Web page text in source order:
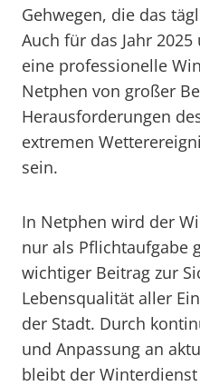
Gehwegen, die das
Auch für das Jahr
eine professionelle
Netphen von großer
Herausforderungen
extremen
sein.
In Netphen wird der
nur als Pflichtaufgabe
wichtiger Beitrag zur
Lebensqualität aller
der Stadt. Durch
und Anpassung an
bleibt der